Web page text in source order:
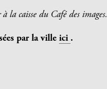
caisse du Café des images.
par la villeici .